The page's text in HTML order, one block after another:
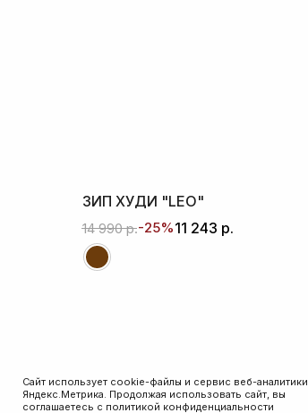
Сайт использует cookie-файлы и сервис веб-аналитики
Яндекс.Метрика. Продолжая использовать сайт, вы
соглашаетесь с политикой конфиденциальности
ЗИП ХУДИ "LEO"
11 243 р.
14 990 р.-25%